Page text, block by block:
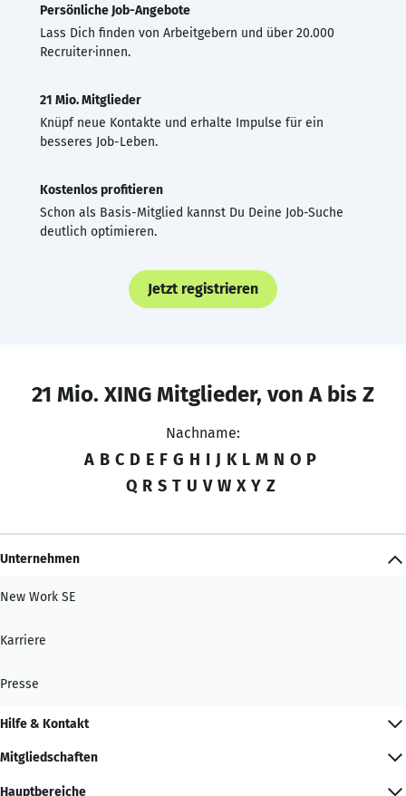
Persönliche Job-Angebote
Lass Dich finden von Arbeitgebern und über 20.000
Recruiter·innen.
21 Mio. Mitglieder
Knüpf neue Kontakte und erhalte Impulse für ein
besseres Job-Leben.
Kostenlos profitieren
Schon als Basis-Mitglied kannst Du Deine Job-Suche
deutlich optimieren.
Jetzt registrieren
21 Mio. XING Mitglieder, von A bis Z
Nachname:
A B C D E F G H I J K L M N O P
Q R S T U V W X Y Z
Unternehmen
New Work SE
Karriere
Presse
Hilfe & Kontakt
Mitgliedschaften
Hauptbereiche